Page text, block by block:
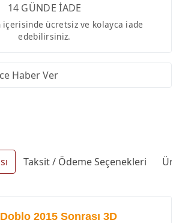
14 GÜNDE İADE
içerisinde ücretsiz ve kolayca iade
edebilirsiniz.
Haber Ver
Taksit / Ödeme Seçenekleri
2015 Sonrası 3D